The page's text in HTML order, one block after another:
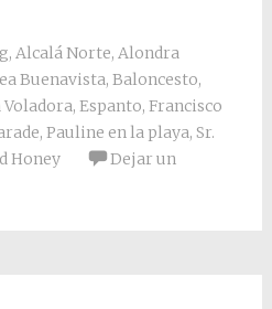
, Alcalá Norte, Alondra
Buenavista, Baloncesto,
Voladora, Espanto, Francisco
, Pauline en la playa, Sr.
Honey
Dejar un